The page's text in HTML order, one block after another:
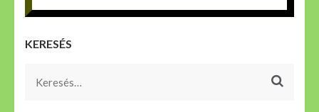
KERESÉS
Keresés: